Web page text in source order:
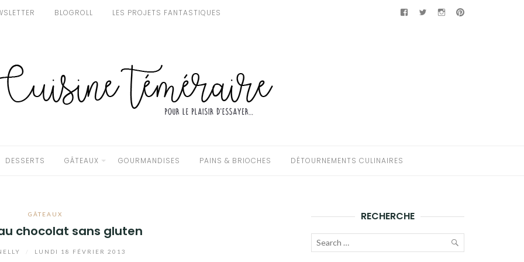
BLOGROLL LES PROJETS FANTASTIQUES Facebook
TwitterInstagramPinterest
DESSERTS GÂTEAUX GOURMANDISES PAINS & BRIOCHES DÉTOURNEMENTS CULINAIRES
GÂTEAUX
chocolat sans gluten
LUNDI 18 FÉVRIER 2013
RECHERCHE
Recherche